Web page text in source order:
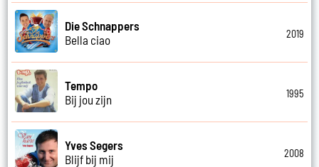
Die Schnappers
Bella ciao
2019
Tempo
Bij jou zijn
1995
Yves Segers
Blijf bij mij
2008